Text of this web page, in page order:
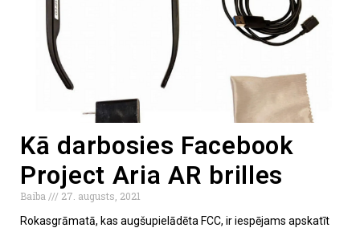
Kā darbosies Facebook
Project Aria AR brilles
Baiba
27. augusts, 2021
Rokasgrāmatā, kas augšupielādēta FCC, ir iespējams apskatīt